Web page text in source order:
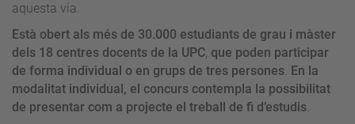
aquesta via.
Està obert als més de 30.000 estudiants de grau i màster
dels 18 centres docents de la UPC, que poden participar
de forma individual o en grups de tres persones. En la
modalitat individual, el concurs contempla la possibilitat
de presentar com a projecte el treball de fi d’estudis.